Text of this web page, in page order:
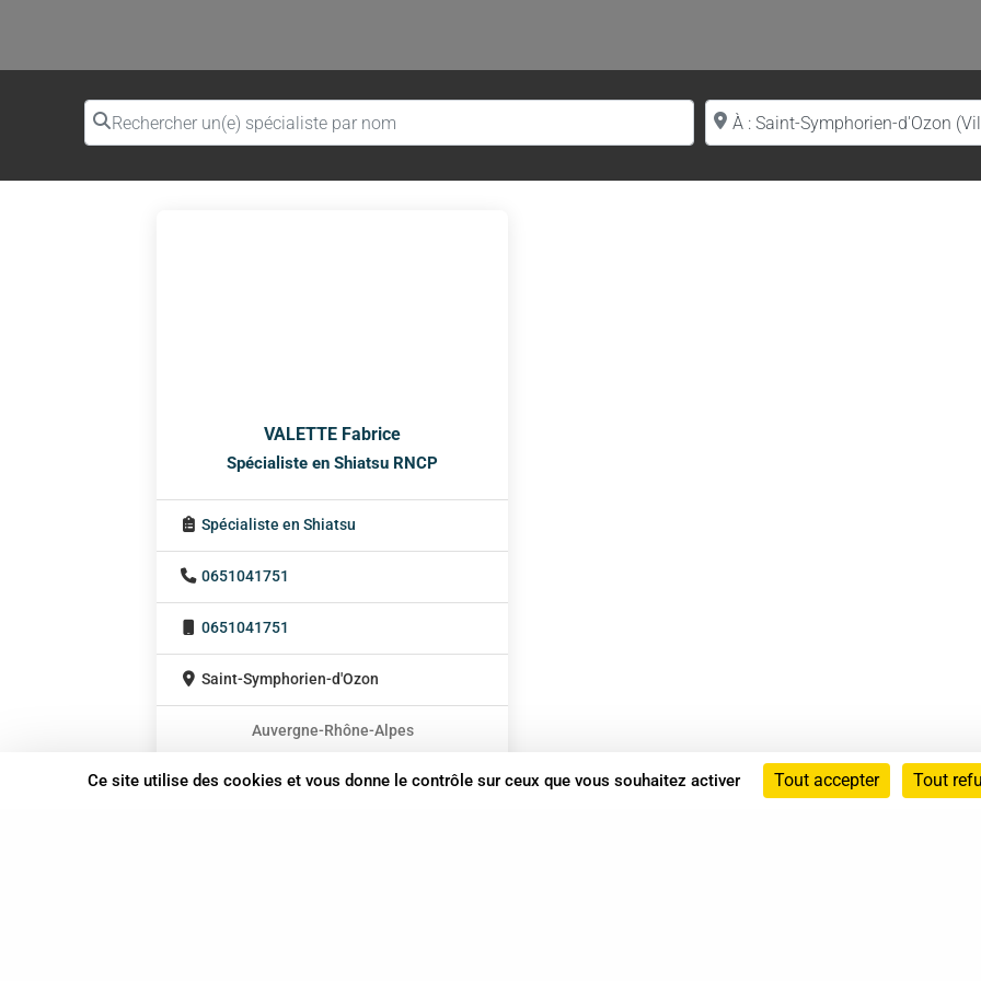
Rechercher un(e) spécialiste par nom Proche de (ville ou région)
VALETTE Fabrice
Spécialiste en Shiatsu RNCP
Spécialiste en Shiatsu
0651041751
0651041751
Saint-Symphorien-d'Ozon
Auvergne-Rhône-Alpes
Ce site utilise des cookies et vous donne le contrôle sur ceux que vous souhaitez activer Tout accepter Tout